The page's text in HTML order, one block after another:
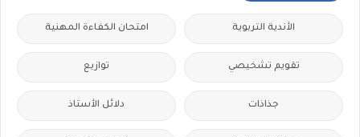
الأندية التربوية امتحان الكفاءة المهنية
تقويم تشخيصي توازيع
جذاذات دلائل الأستاذ